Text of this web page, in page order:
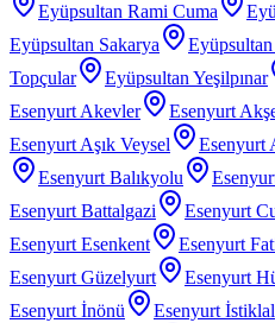
Eyüpsultan Rami Cuma
Eyüpsultan Sakarya
Topçular
Eyüpsultan Yeşilpınar
Esenyurt Akevler
Esenyurt
Esenyurt Aşık Veysel
Esenyurt
Esenyurt Balıkyolu
Esenyurt Battalgazi
Esenyurt
Esenyurt Esenkent
Esenyurt
Esenyurt Güzelyurt
Esenyurt
Esenyurt İnönü
Esenyurt İstiklal